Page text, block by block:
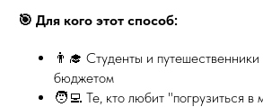
🎯 Для кого этот способ:
👨‍🎓 Студенты и
бюджетом
🧑‍💻 Те, кто любит "погрузиться